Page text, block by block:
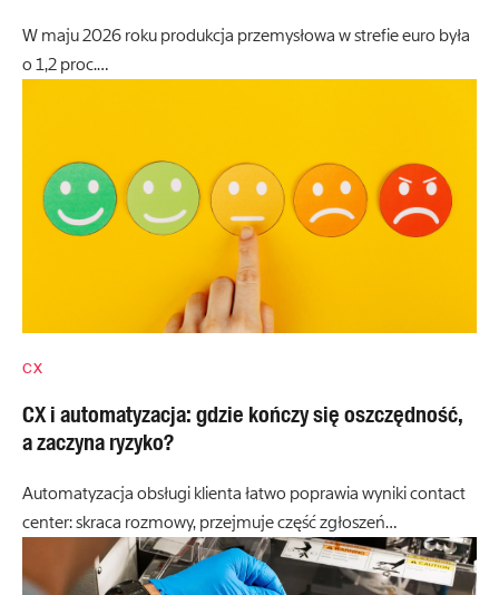
W maju 2026 roku produkcja przemysłowa w strefie euro była
o 1,2 proc.…
CX
CX i automatyzacja: gdzie kończy się oszczędność,
a zaczyna ryzyko?
Automatyzacja obsługi klienta łatwo poprawia wyniki contact
center: skraca rozmowy, przejmuje część zgłoszeń…